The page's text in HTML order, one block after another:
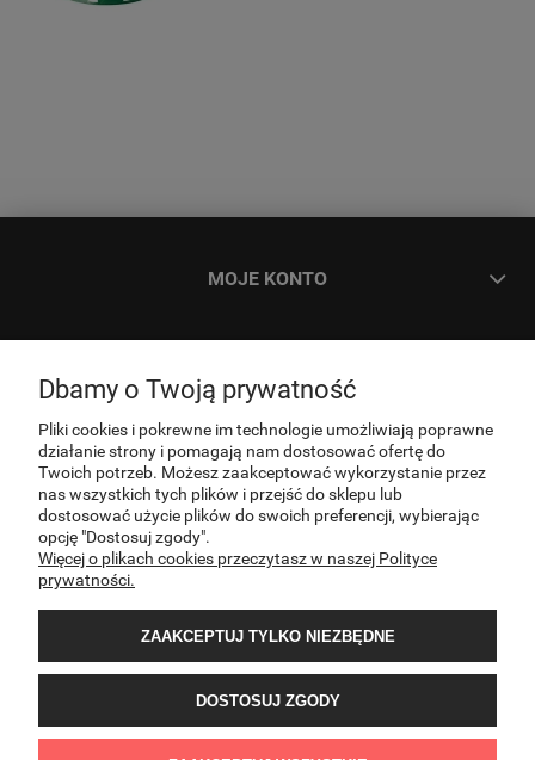
MOJE KONTO
INFORMACJE
O NAS
KONTAKT
Sklep internetowy PNOS | Ożarowska 40/42, 05-850 Ożarów Mazowiecki | E-mail:
Dbamy o Twoją prywatność
Pliki cookies i pokrewne im technologie umożliwiają poprawne
działanie strony i pomagają nam dostosować ofertę do
Twoich potrzeb. Możesz zaakceptować wykorzystanie przez
nas wszystkich tych plików i przejść do sklepu lub
dostosować użycie plików do swoich preferencji, wybierając
opcję "Dostosuj zgody".
Więcej o plikach cookies przeczytasz w naszej Polityce
prywatności.
ZAAKCEPTUJ TYLKO NIEZBĘDNE
DOSTOSUJ ZGODY